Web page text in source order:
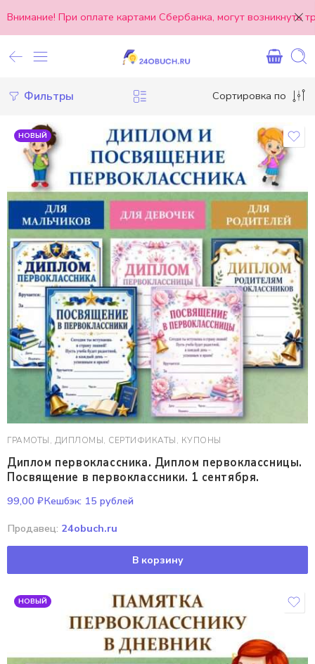
Внимание! При оплате картами Сбербанка, могут
Фильтры Сортировка по
НОВЫЙ
ГРАМОТЫ, ДИПЛОМЫ, СЕРТИФИКАТЫ, КУПОНЫ
Диплом первоклассника. Диплом первоклассницы.
Посвящение в первоклассники. 1 сентября.
99,00 ₽Кешбэк: 15 рублей
Продавец: 24obuch.ru
В корзину
НОВЫЙ